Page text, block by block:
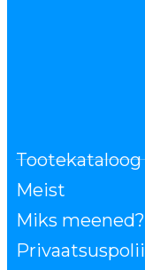
Tootekataloog
Meist
Miks meened?